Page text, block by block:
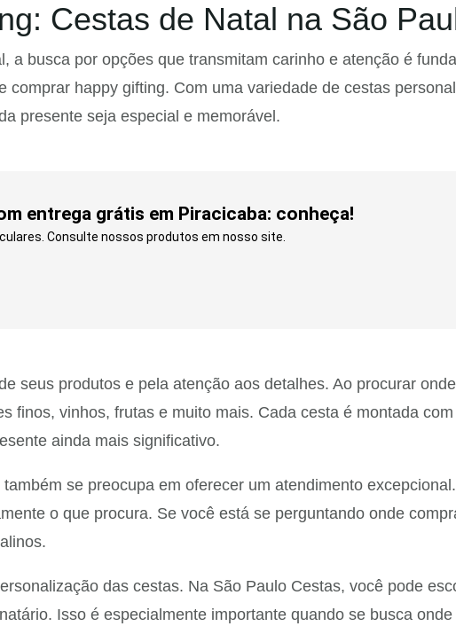
Cestas de Natal na São
a busca por opções que transmitam carinho e atenção é
happy gifting. Com uma variedade de cestas
presente seja especial e memorável.
entrega grátis em Piracicaba: conheça!
Consulte nossos produtos em nosso site.
seus produtos e pela atenção aos detalhes. Ao procurar
finos, vinhos, frutas e muito mais. Cada cesta é montada
ainda mais significativo.
se preocupa em oferecer um atendimento
o que procura. Se você está se perguntando onde
das cestas. Na São Paulo Cestas, você pode
Isso é especialmente importante quando se busca